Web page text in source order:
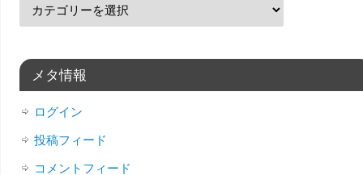
メタ情報
ログイン
投稿フィード
コメントフィード